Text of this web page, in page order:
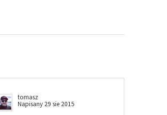
tomasz
Napisany 29 sie 2015